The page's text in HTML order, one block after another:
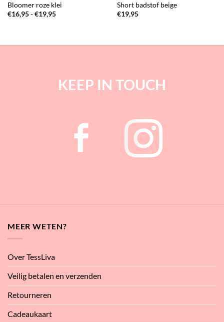
Bloomer roze klei
€16,95 - €19,95Prijsklasse:
Short badstof beige
€19,95
KEEP IN TOUCH
MEER WETEN?
Over TessLiva
Veilig betalen en verzenden
Retourneren
Cadeaukaart